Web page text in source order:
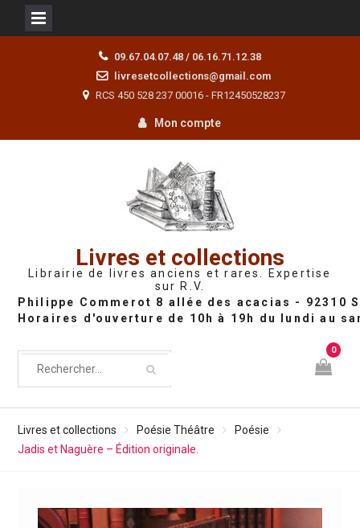
09.67.04.07.48 / 06.16.71.12.38
livresetcollections@gmail.com
RCS 450 528 237 00016 - FR12450528237
Mon compte
Livres et collections
Librairie de livres anciens et rares. Expertise
sur R.V.
0
Livres et collections Poésie Théâtre
Poésie
Jadis et Naguère – Édition originale.